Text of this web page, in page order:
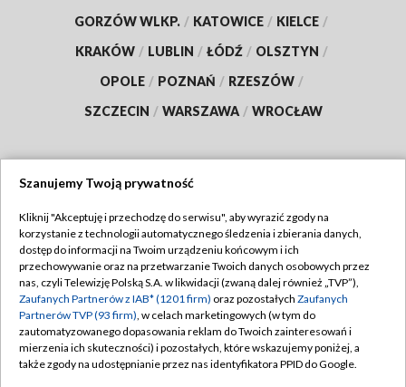
GORZÓW WLKP. / KATOWICE / KIELCE /
KRAKÓW / LUBLIN / ŁÓDŹ / OLSZTYN /
OPOLE / POZNAŃ / RZESZÓW /
SZCZECIN / WARSZAWA / WROCŁAW
TVP
Abonament TVP
Emisja w TVP
Centrum informacji TVP
Naziemna Telewizja Cyfrowa
Regulamin TVP
Polityka prywatności
Moje zgody
Pomoc
Szanujemy Twoją prywatność
Kliknij "Akceptuję i przechodzę do serwisu", aby wyrazić zgody na
korzystanie z technologii automatycznego śledzenia i zbierania danych,
dostęp do informacji na Twoim urządzeniu końcowym i ich
przechowywanie oraz na przetwarzanie Twoich danych osobowych przez
nas, czyli Telewizję Polską S.A. w likwidacji (zwaną dalej również „TVP”),
Zaufanych Partnerów z IAB* (1201 firm) oraz pozostałych Zaufanych
Partnerów TVP (93 firm), w celach marketingowych (w tym do
zautomatyzowanego dopasowania reklam do Twoich zainteresowań i
mierzenia ich skuteczności) i pozostałych, które wskazujemy poniżej, a
także zgody na udostępnianie przez nas identyfikatora PPID do Google.